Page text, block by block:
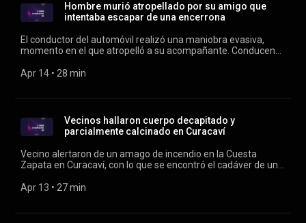
Hombre murió atropellado por su amigo que
intentaba escapar de una encerrona
El conductor del automóvil realizó una maniobra evasiva,
momento en el que atropelló a su acompañante. Conducen
Apr 14 • 28 min
Vecinos hallaron cuerpo decapitado y
parcialmente calcinado en Curacaví
Vecino alertaron de un amago de incendio en la Cuesta
Zapata en Curacaví, con lo que se encontró el cadáver de un
Verónica Franco y Rodrigo Vergara.
Apr 13 • 27 min